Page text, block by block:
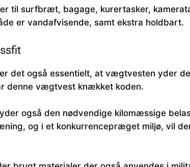
til surfbræt, bagage, kurertasker,
er vandafvisende, samt ekstra holdbart.
det også essentielt, at vægtvesten yder
denne vægtvest knækket koden.
også den nødvendige kilomæssige
og i et konkurrencepræget miljø, vil